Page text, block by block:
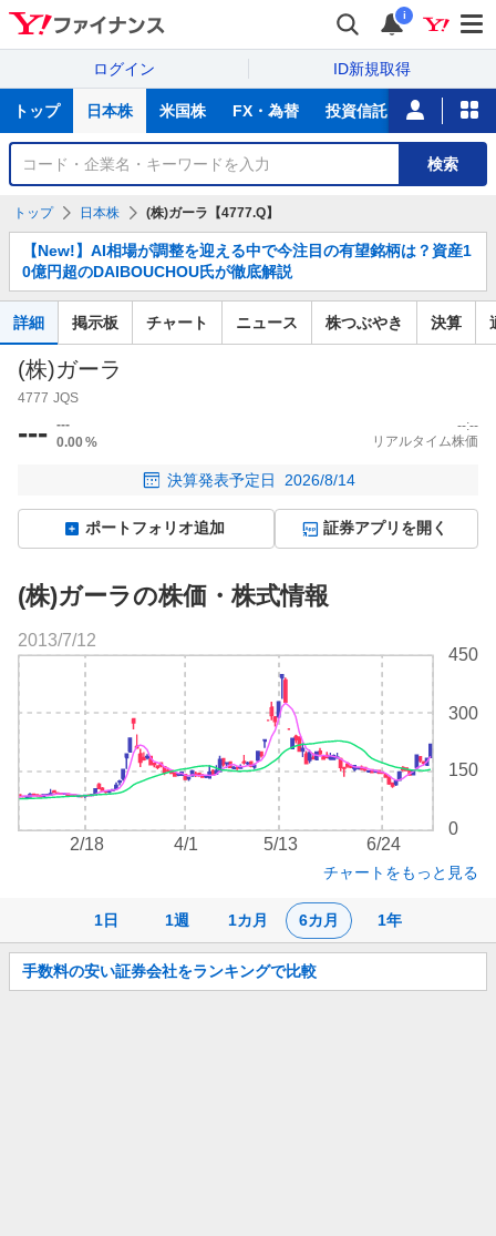
i
ログイン ID新規取得
サ
トップ 日本株 米国株 FX・為替 投資信託 ニュース
銘
検
検索
トップ 日本株 (株)ガーラ【4777.Q】
知
ら
せ
【New!】AI相場が調整を迎える中で今注目の有望銘柄は？資産1
0億円超のDAIBOUCHOU氏が徹底解説
詳細 掲示板 チャート ニュース 株つぶやき 決算
(株)ガーラ
4777 JQS
--- ---
0.00%
--:--
リアルタイム株価
決算発表予定日 2026/8/14
ポートフォリオ追加 証券アプリを開く
(株)ガーラの株価・株式情報
1日 1週 1カ月 6カ月 1年
0
150
300
450
2/18 4/1 5/13 6/24
2013/7/12
チャートをもっと見る
お
知
手数料の安い証券会社をランキングで比較